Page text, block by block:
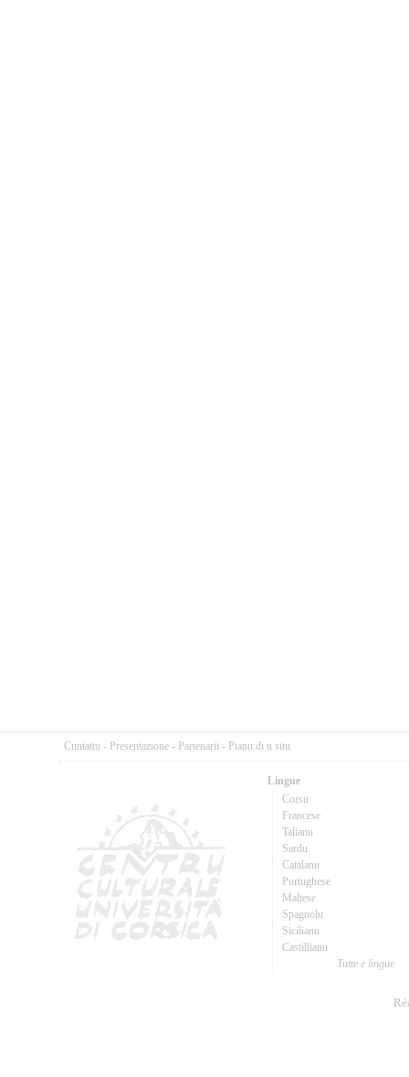
Cuntattu - Presentazione - Partenarii - Pianu di u situ
Lingue
Corsu
Francese
Talianu
Sardu
Catalanu
Purtughese
Maltese
Spagnolu
Sicilianu
Castillianu
Tutte e lingue